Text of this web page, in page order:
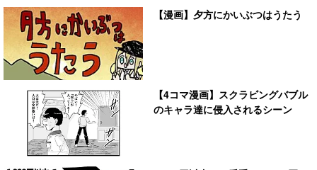
【漫画】夕方にかいぶつはうたう
【4コマ漫画】スクラビングバブル
のキャラ達に侵入されるシーン